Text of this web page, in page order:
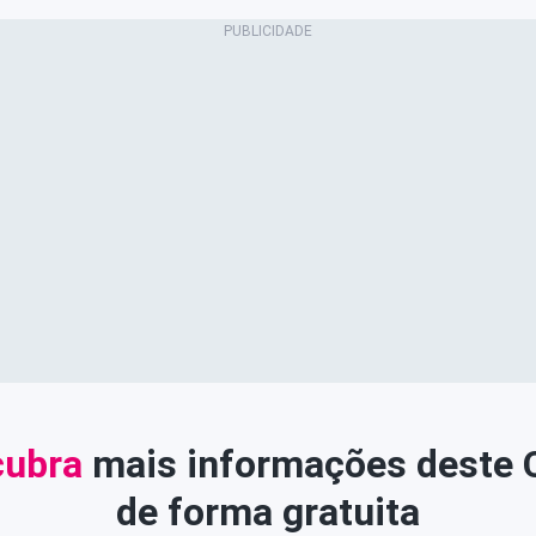
mais informações deste
de forma gratuita